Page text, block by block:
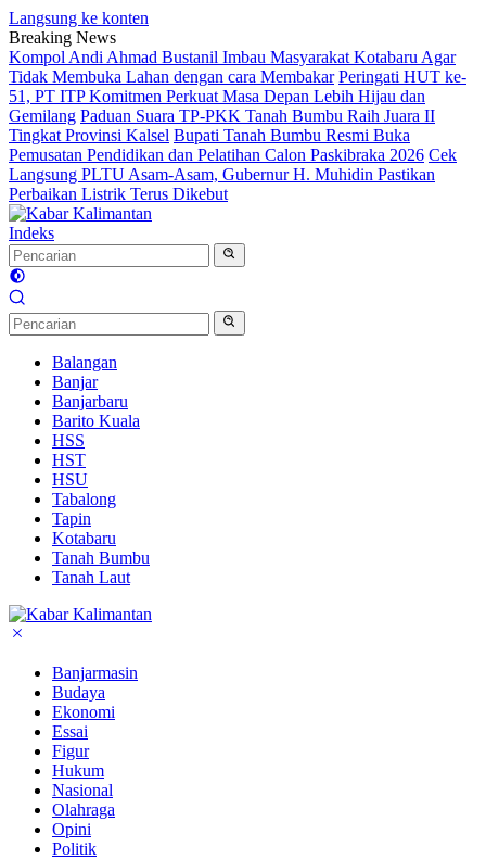
Langsung ke konten
Breaking News
Kompol Andi Ahmad Bustanil Imbau Masyarakat Kotabaru Agar
Tidak Membuka Lahan dengan cara Membakar Peringati HUT ke-
51, PT ITP Komitmen Perkuat Masa Depan Lebih Hijau dan
Gemilang Paduan Suara TP-PKK Tanah Bumbu Raih Juara II
Tingkat Provinsi Kalsel Bupati Tanah Bumbu Resmi Buka
Pemusatan Pendidikan dan Pelatihan Calon Paskibraka 2026 Cek
Langsung PLTU Asam-Asam, Gubernur H. Muhidin Pastikan
Perbaikan Listrik Terus Dikebut
Indeks
Balangan
Banjar
Banjarbaru
Barito Kuala
HSS
HST
HSU
Tabalong
Tapin
Kotabaru
Tanah Bumbu
Tanah Laut
Banjarmasin
Budaya
Ekonomi
Essai
Figur
Hukum
Nasional
Olahraga
Opini
Politik